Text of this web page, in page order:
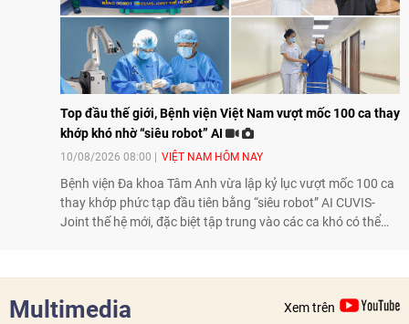
Top đầu thế giới, Bệnh viện Việt Nam vượt mốc 100 ca thay
khớp khó nhờ “siêu robot” AI
10/08/2026 08:00 VIỆT NAM HÔM NAY
Bệnh viện Đa khoa Tâm Anh vừa lập kỷ lục vượt mốc 100 ca
thay khớp phức tạp đầu tiên bằng “siêu robot” AI CUVIS-
Joint thế hệ mới, đặc biệt tập trung vào các ca khó có thể
cơ “tàn phế”.
Multimedia Xem trên